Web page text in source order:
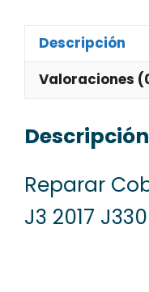
Descripción
Valoraciones
Descripción
Reparar
J3 2017